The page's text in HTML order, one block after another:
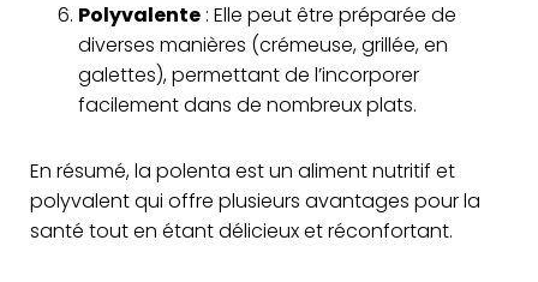
Polyvalente : Elle peut être préparée de
diverses manières (crémeuse, grillée, en
galettes), permettant de l’incorporer
facilement dans de nombreux plats.
En résumé, la polenta est un aliment nutritif et
polyvalent qui offre plusieurs avantages pour la
santé tout en étant délicieux et réconfortant.